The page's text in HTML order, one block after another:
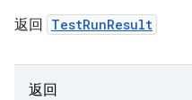
返回 TestRunResult
返回